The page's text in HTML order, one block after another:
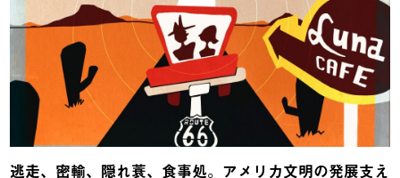
逃走、密輸、隠れ蓑、食事処。アメリカ文明の発展支え